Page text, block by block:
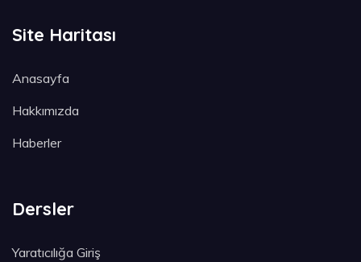
Site Haritası
Anasayfa
Hakkımızda
Haberler
Dersler
Yaratıcılığa Giriş